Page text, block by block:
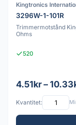
Kingtronics
3296W-1-101R
Trimmermotstånd
Ohms
520
4.51kr –
Kvantitet: